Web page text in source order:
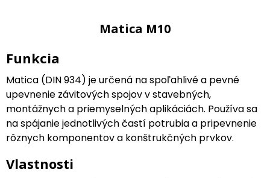
Matica M10
Funkcia
Matica (DIN 934) je určená na spoľahlivé a pevné
upevnenie závitových spojov v stavebných,
montážnych a priemyselných aplikáciách. Používa sa
na spájanie jednotlivých častí potrubia a pripevnenie
rôznych komponentov a konštrukčných prvkov.
Vlastnosti